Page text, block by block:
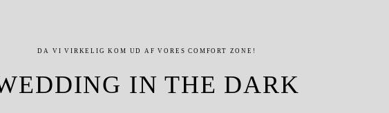
DA VI VIRKELIG KOM UD AF VORES COMFORT ZONE!
IN THE DARK